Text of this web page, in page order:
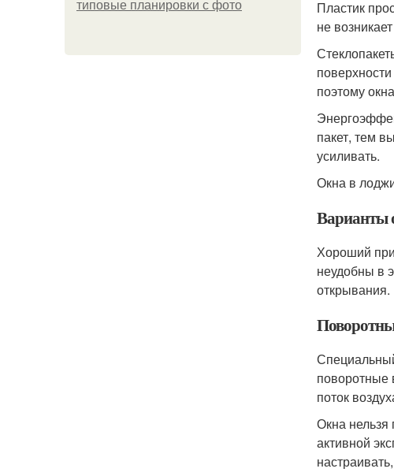
типовые планировки с фото
Пластик
не
поэтому
пакет, тем
усиливать.
Окна в
Варианты
Хороший
неудобны в
открывания.
поток
Окна
активной